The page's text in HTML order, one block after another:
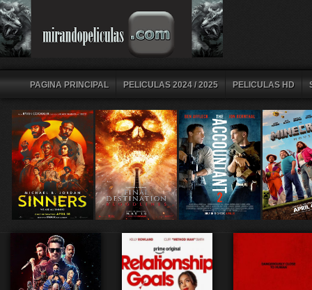
PAGINA PRINCIPAL PELICULAS 2024 / 2025 PELICULAS HD